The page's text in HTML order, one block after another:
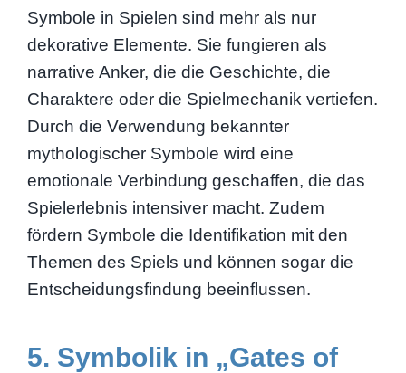
Symbole in Spielen sind mehr als nur
dekorative Elemente. Sie fungieren als
narrative Anker, die die Geschichte, die
Charaktere oder die Spielmechanik vertiefen.
Durch die Verwendung bekannter
mythologischer Symbole wird eine
emotionale Verbindung geschaffen, die das
Spielerlebnis intensiver macht. Zudem
fördern Symbole die Identifikation mit den
Themen des Spiels und können sogar die
Entscheidungsfindung beeinflussen.
5. Symbolik in „Gates of